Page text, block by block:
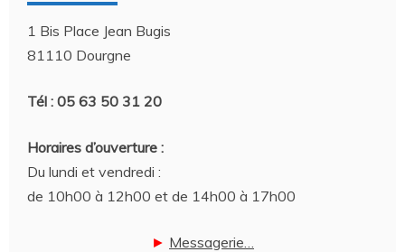
1 Bis Place Jean Bugis
81110 Dourgne
Tél : 05 63 50 31 20
Horaires d’ouverture :
Du lundi et vendredi :
de 10h00 à 12h00 et de 14h00 à 17h00
► Messagerie…